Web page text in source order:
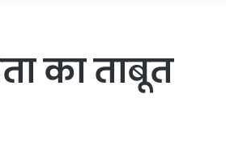
का ताबूत